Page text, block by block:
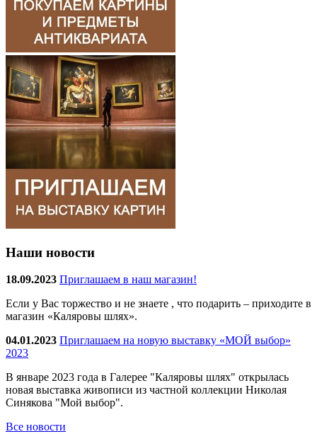
Наши новости
18.09.2023 Приглашаем в наш магазин!
Если у Вас торжество и не знаете , что подарить – приходите в
магазин «Каляровы шлях».
04.01.2023 Приглашаем на новую выставку «МОЙ выбор»
2023
В январе 2023 года в Галерее "Каляровы шлях" открылась
новая выставка живописи из частной коллекции Николая
Синякова "Мой выбор".
Все новости